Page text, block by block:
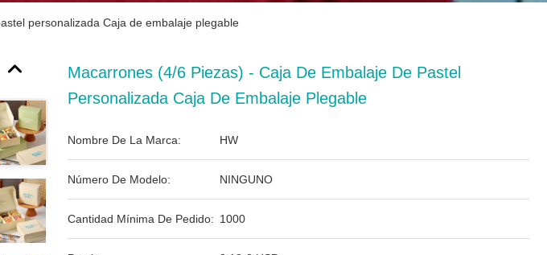
personalizada Caja de embalaje plegable
Macarrones (4/6 Piezas) - Caja De Embalaje De Pastel
Personalizada Caja De Embalaje Plegable
Nombre De La Marca: HW
Número De Modelo: NINGUNO
Cantidad Mínima De Pedido: 1000